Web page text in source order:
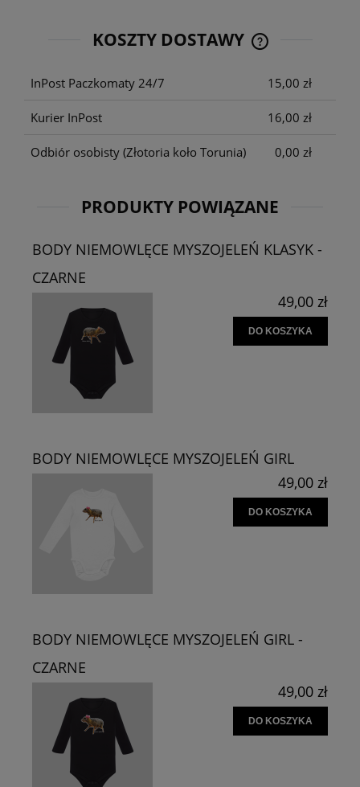
KOSZTY DOSTAWY
CENA NIE
InPost Paczkomaty 24/7 15,00 zł
Kurier InPost 16,00 zł
Odbiór osobisty (Złotoria koło Torunia) 0,00 zł
PRODUKTY POWIĄZANE
BODY NIEMOWLĘCE MYSZOJELEŃ KLASYK -
CZARNE
49,00 zł
DO KOSZYKA
BODY NIEMOWLĘCE MYSZOJELEŃ GIRL
49,00 zł
DO KOSZYKA
BODY NIEMOWLĘCE MYSZOJELEŃ GIRL -
CZARNE
49,00 zł
DO KOSZYKA